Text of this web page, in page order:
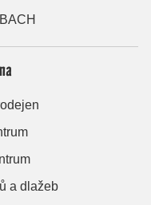
a dlažeb